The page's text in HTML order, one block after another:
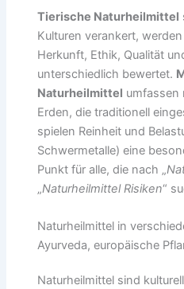
Tierische Naturheilmittel
Kulturen verankert,
Herkunft, Ethik, Qualität
unterschiedlich bewertet.
Naturheilmittel umfassen
Erden, die traditionell
spielen Reinheit und
Schwermetalle) eine
Punkt für alle, die nach „
„Naturheilmittel Risiken“
Naturheilmittel in
Ayurveda, europäische
Naturheilmittel sind